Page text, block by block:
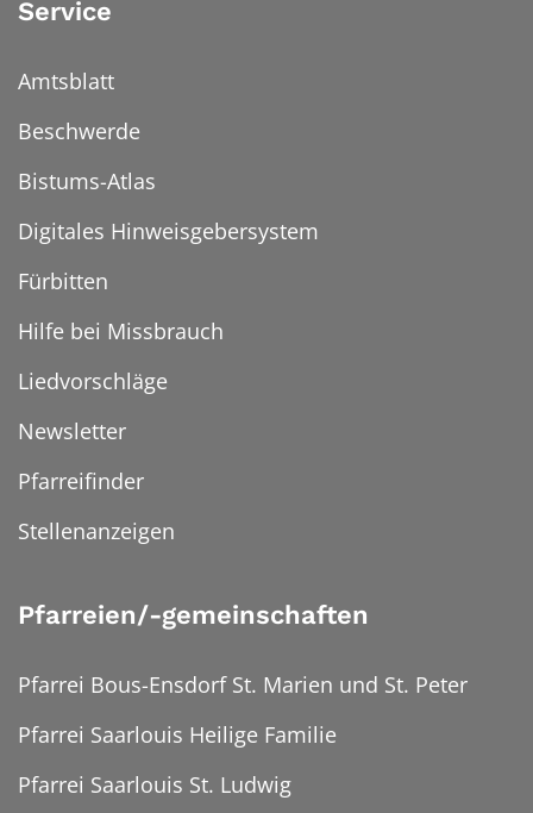
Service
Amtsblatt
Beschwerde
Bistums-Atlas
Digitales Hinweisgebersystem
Fürbitten
Hilfe bei Missbrauch
Liedvorschläge
Newsletter
Pfarreifinder
Stellenanzeigen
Pfarreien/-gemeinschaften
Pfarrei Bous-Ensdorf St. Marien und St. Peter
Pfarrei Saarlouis Heilige Familie
Pfarrei Saarlouis St. Ludwig